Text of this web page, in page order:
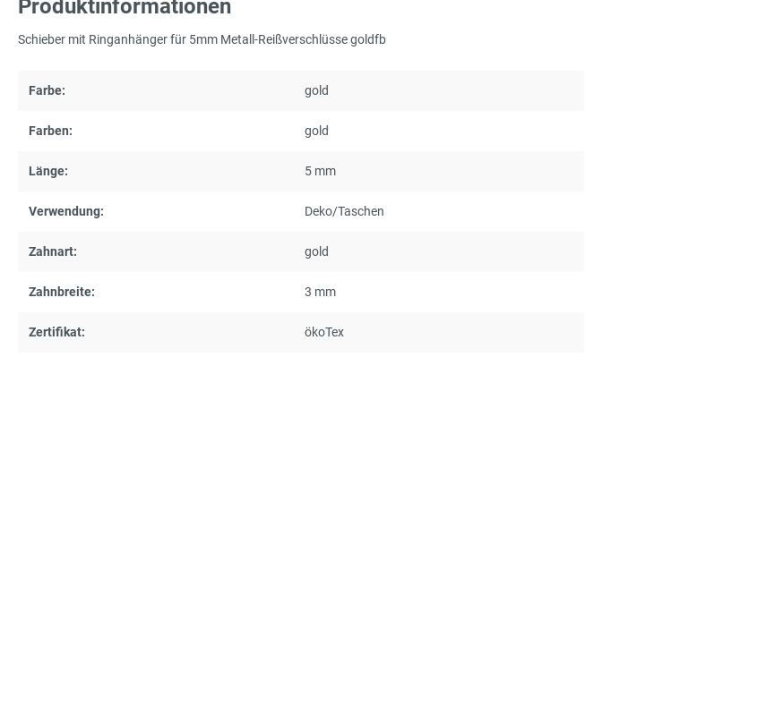
Produktinformationen
Schieber mit Ringanhänger für 5mm Metall-Reißverschlüsse goldfb
Farbe: gold
Farben: gold
Länge: 5 mm
Verwendung: Deko/Taschen
Zahnart: gold
Zahnbreite: 3 mm
Zertifikat: ökoTex